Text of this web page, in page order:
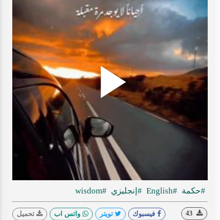
Play
#حكمة #English #إنجليزي #wisdom
فيسبوك تويتر واتس اب تحميل